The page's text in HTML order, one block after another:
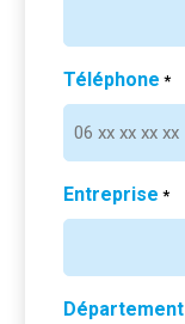
Téléphone *
Entreprise *
Département